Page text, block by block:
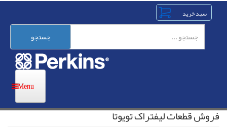
رفتن
محتوای
جستجو
فروش قطعات لیفتراک تویوتا